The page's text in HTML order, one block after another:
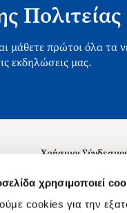
χρησιμοποιεί
cookies για την
Πολιτείας
μάθετε πρώτοι όλα τα
εκδηλώσεις μας.
Χρήσιμοι Σύνδεσμοι
Σχετικά με εμάς
Θέσεις Εργασίας